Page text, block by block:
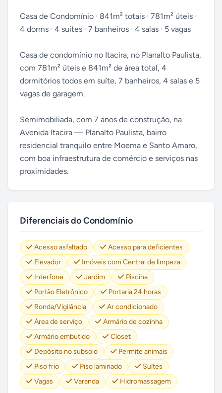
Casa de Condomínio · 841m² totais · 781m² úteis ·
4 dorms · 4 suítes · 7 banheiros · 4 salas · 5 vagas
Casa de condomínio no Itacira, no Planalto Paulista,
com 781m² úteis e 841m² de área total, 4
dormitórios todos em suíte, 7 banheiros, 4 salas e 5
vagas de garagem.
Semimobiliada, com 7 anos de construção, na
Avenida Itacira — Planalto Paulista, bairro
residencial tranquilo entre Moema e Santo Amaro,
com boa infraestrutura de comércio e serviços nas
proximidades.
Diferenciais do Condomínio
Acesso asfaltado
Acesso para deficientes
Elevador
Imóveis com Central de limpeza
Interfone
Jardim
Piscina
Portão Eletrônico
Portaria 24 horas
Ronda/Vigilância
Ar condicionado
Área de serviço
Armário de cozinha
Armário embutido
Closet
Depósito no subsolo
Permite animais
Piso frio
Piso laminado
Suítes
Vagas
Varanda Hidromassagem